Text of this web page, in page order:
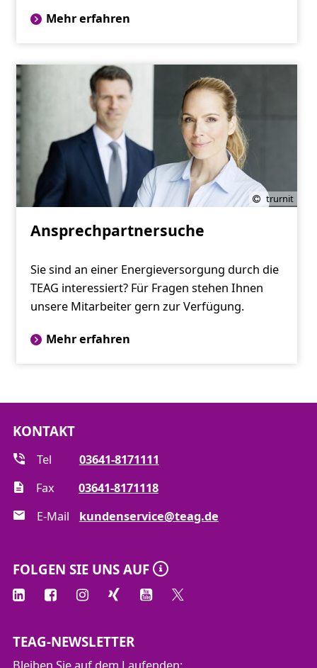
Mehr erfahren
trurnit
Ansprechpartnersuche
Sie sind an einer Energieversorgung durch die
TEAG interessiert? Für Fragen stehen Ihnen
unsere Mitarbeiter gern zur Verfügung.
Mehr erfahren
KONTAKT
Tel
03641-8171111
Fax
03641-8171118
E-Mail
kundenservice@teag.de
FOLGEN SIE UNS AUF
TEAG-NEWSLETTER
Bleiben Sie auf dem Laufenden: